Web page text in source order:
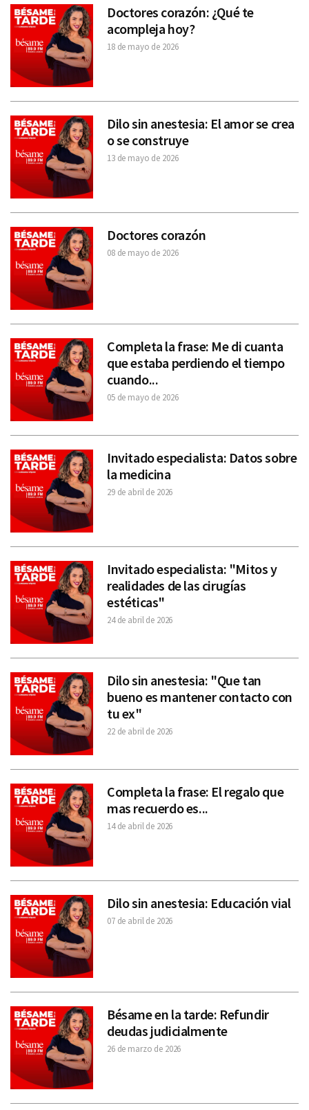
Doctores corazón: ¿Qué te
acompleja hoy?
18 de mayo de 2026
Dilo sin anestesia: El amor se crea
o se construye
13 de mayo de 2026
Doctores corazón
08 de mayo de 2026
Completa la frase: Me di cuanta
que estaba perdiendo el tiempo
cuando...
05 de mayo de 2026
Invitado especialista: Datos sobre
la medicina
29 de abril de 2026
Invitado especialista: "Mitos y
realidades de las cirugías
estéticas"
24 de abril de 2026
Dilo sin anestesia: "Que tan
bueno es mantener contacto con
tu ex"
22 de abril de 2026
Completa la frase: El regalo que
mas recuerdo es...
14 de abril de 2026
Dilo sin anestesia: Educación vial
07 de abril de 2026
Bésame en la tarde: Refundir
deudas judicialmente
26 de marzo de 2026